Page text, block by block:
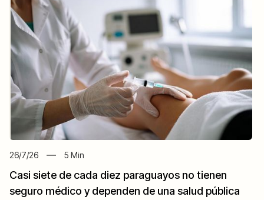
26/7/26 5 Min
Casi siete de cada diez paraguayos no tienen
seguro médico y dependen de una salud pública